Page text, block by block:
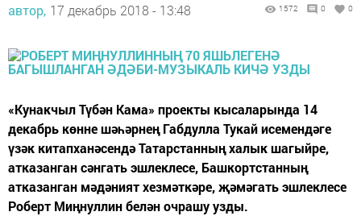
автор, 17 декабрь 2018 - 13:48 1572 0 0
«Кунакчыл Түбән Кама» проекты кысаларында 14
декабрь көнне шәһәрнең Габдулла Тукай исемендәге
үзәк китапханәсендә Татарстанның халык шагыйре,
атказанган сәнгать эшлеклесе, Башкортстанның
атказанган мәдәният хезмәткәре, җәмәгать эшлеклесе
Роберт Миңнуллин белән очрашу узды.